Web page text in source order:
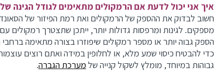
איך אני יכול לדעת אם הרמקולים מתאימים לגודל הגינה
חשוב לבדוק את ההספק של הרמקולים ואת רמת הפיזור של
מספקים. לגינות ומרפסות גדולות יותר, ייתכן שתצטרך רמקולים עם
הספק גבוה יותר או מספר רמקולים שיפוזרו בצורה מתאימה ברחבי
כדי להבטיח כיסוי שמע מלא, או לחלופין במידה ואתם רוצים עוצמות
גבוהות במיוחד, מומלץ לשקול קנייה שלמערכת הגברה.